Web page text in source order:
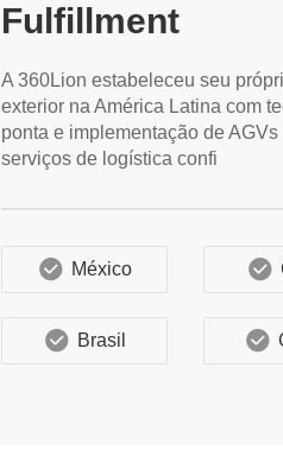
Fulfillment
A 360Lion estabeleceu seu
exterior na América Latina com
ponta e implementação de
serviços de logística confi
México
Brasil